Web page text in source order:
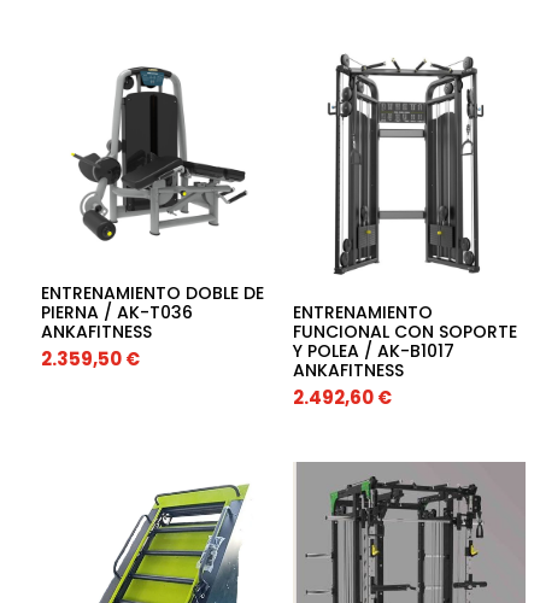
ENTRENAMIENTO DOBLE DE
PIERNA / AK-T036
ANKAFITNESS
2.359,50€
ENTRENAMIENTO
FUNCIONAL CON SOPORTE
Y POLEA / AK-B1017
ANKAFITNESS
2.492,60€